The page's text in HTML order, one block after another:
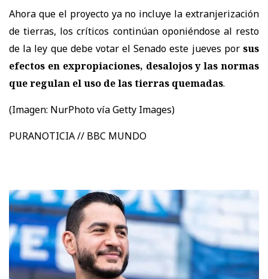
Ahora que el proyecto ya no incluye la extranjerización
de tierras, los críticos continúan oponiéndose al resto
de la ley que debe votar el Senado este jueves por sus
efectos en expropiaciones, desalojos y las normas
que regulan el uso de las tierras quemadas.
(Imagen: NurPhoto vía Getty Images)
PURANOTICIA // BBC MUNDO